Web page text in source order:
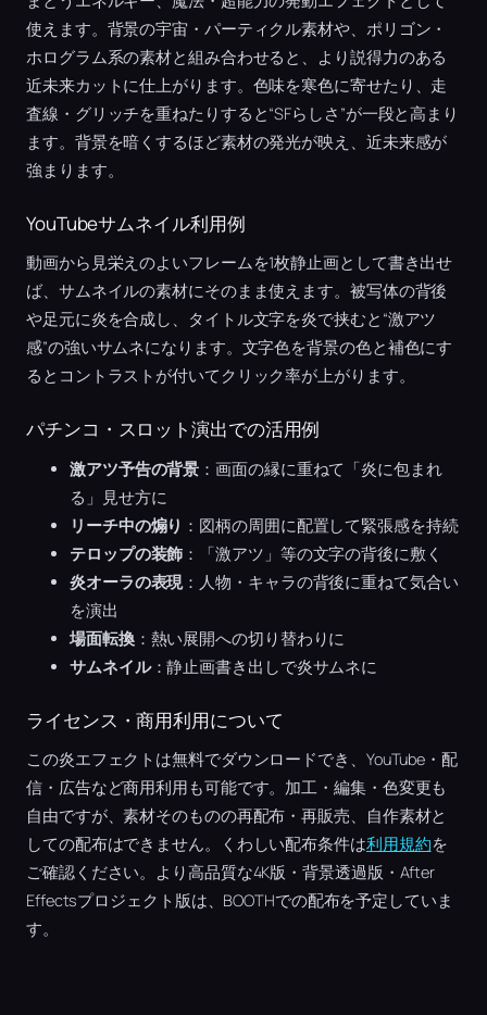
使えます。背景の宇宙・パーティクル素材や、ポリゴン・
ホログラム系の素材と組み合わせると、より説得力のある
近未来カットに仕上がります。色味を寒色に寄せたり、走
査線・グリッチを重ねたりすると“SFらしさ”が一段と高まり
ます。背景を暗くするほど素材の発光が映え、近未来感が
強まります。
YouTubeサムネイル利用例
動画から見栄えのよいフレームを1枚静止画として書き出せ
ば、サムネイルの素材にそのまま使えます。被写体の背後
や足元に炎を合成し、タイトル文字を炎で挟むと“激アツ
感”の強いサムネになります。文字色を背景の色と補色にす
るとコントラストが付いてクリック率が上がります。
パチンコ・スロット演出での活用例
激アツ予告の背景 ：画面の縁に重ねて「炎に包まれ
る」見せ方に
リーチ中の煽り ：図柄の周囲に配置して緊張感を持続
テロップの装飾 ：「激アツ」等の文字の背後に敷く
炎オーラの表現：人物・キャラの背後に重ねて気合い
を演出
場面転換：熱い展開への切り替わりに
サムネイル：静止画書き出しで炎サムネに
ライセンス・商用利用について
この炎エフェクトは無料でダウンロードでき、YouTube・配
信・広告など商用利用も可能です。加工・編集・色変更も
自由ですが、素材そのものの再配布・再販売、自作素材と
しての配布はできません。くわしい配布条件は利用規約を
ご確認ください。より高品質な4K版・背景透過版・After
Effectsプロジェクト版は、BOOTHでの配布を予定していま
す。